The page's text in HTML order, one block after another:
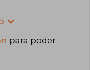
para poder